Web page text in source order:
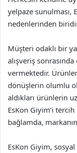
yelpaze sunulması,
nedenlerinden
Müşteri odaklı bir
alışveriş
vermektedir.
dönüşlerin olumlu
aldıkları ürünlerin
EsKon Giyim’i
bağlamda,
EsKon Giyim,